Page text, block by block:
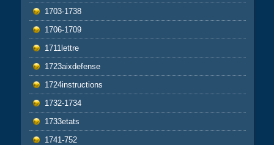
1703-1738
1706-1709
1711lettre
1723aixdefense
1724instructions
1732-1734
1733etats
1741-752